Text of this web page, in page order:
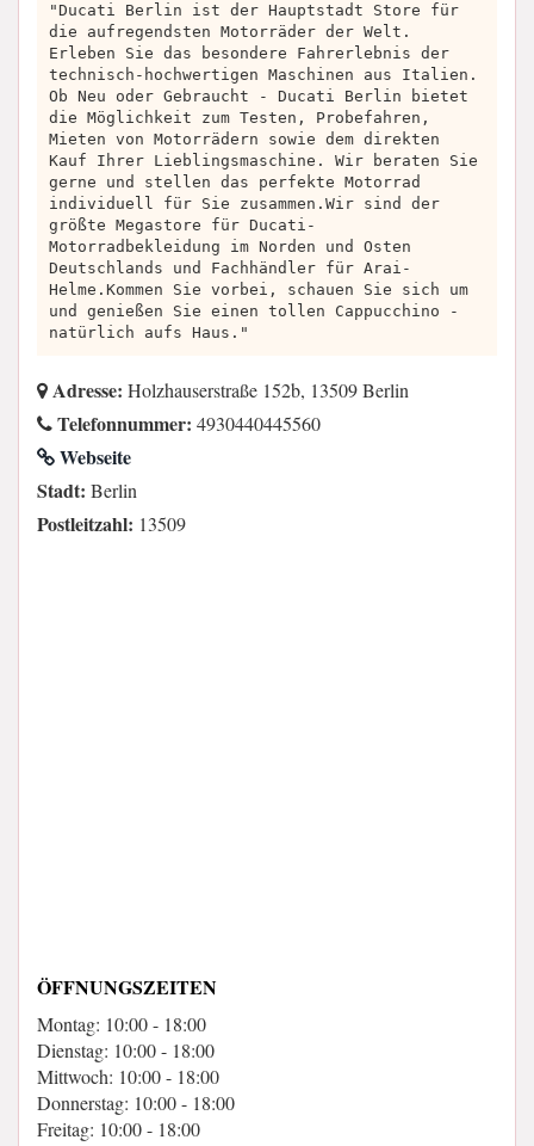
"Ducati Berlin ist der Hauptstadt Store für
die aufregendsten Motorräder der Welt.
Erleben Sie das besondere Fahrerlebnis der
technisch-hochwertigen Maschinen aus Italien.
Ob Neu oder Gebraucht - Ducati Berlin bietet
die Möglichkeit zum Testen, Probefahren,
Mieten von Motorrädern sowie dem direkten
Kauf Ihrer Lieblingsmaschine. Wir beraten Sie
gerne und stellen das perfekte Motorrad
individuell für Sie zusammen.Wir sind der
größte Megastore für Ducati-
Motorradbekleidung im Norden und Osten
Deutschlands und Fachhändler für Arai-
Helme.Kommen Sie vorbei, schauen Sie sich um
und genießen Sie einen tollen Cappucchino -
natürlich aufs Haus."
Adresse: Holzhauserstraße 152b, 13509 Berlin
Telefonnummer: 4930440445560
Webseite
Stadt: Berlin
Postleitzahl: 13509
ÖFFNUNGSZEITEN
Montag: 10:00 - 18:00
Dienstag: 10:00 - 18:00
Mittwoch: 10:00 - 18:00
Donnerstag: 10:00 - 18:00
Freitag: 10:00 - 18:00